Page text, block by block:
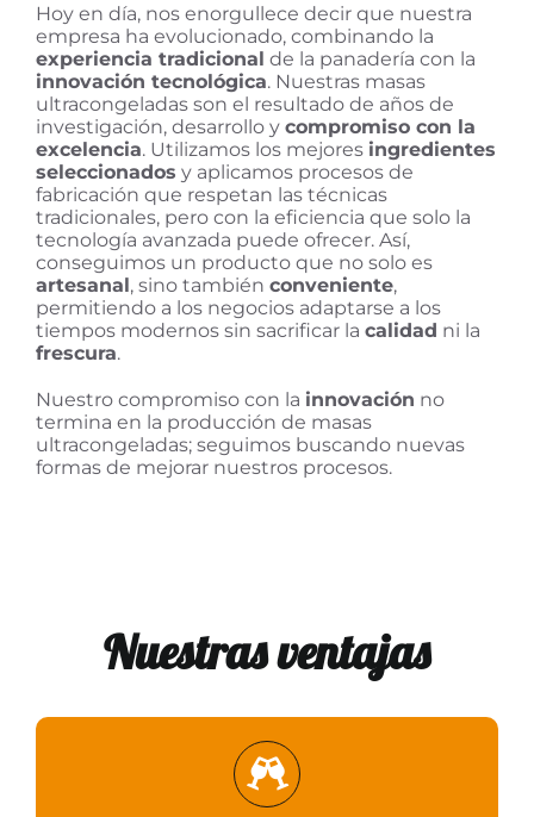
Hoy en día, nos enorgullece decir que nuestra
empresa ha evolucionado, combinando la
experiencia tradicional de la panadería con la
innovación tecnológica. Nuestras masas
ultracongeladas son el resultado de años de
investigación, desarrollo y compromiso con la
excelencia. Utilizamos los mejores ingredientes
seleccionados y aplicamos procesos de
fabricación que respetan las técnicas
tradicionales, pero con la eficiencia que solo la
tecnología avanzada puede ofrecer. Así,
conseguimos un producto que no solo es
artesanal, sino también conveniente,
permitiendo a los negocios adaptarse a los
tiempos modernos sin sacrificar la calidad ni la
frescura.
Nuestro compromiso con la innovación no
termina en la producción de masas
ultracongeladas; seguimos buscando nuevas
formas de mejorar nuestros procesos.
Nuestras ventajas